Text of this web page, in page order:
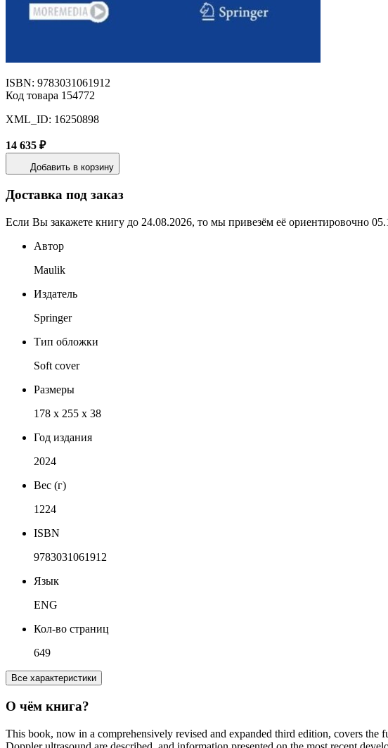
ISBN: 9783031061912
Код товара 154772
XML_ID: 16250898
14 635 ₽
Добавить в корзину
Доставка под заказ
Если Вы закажете книгу до 24.08.2026, то мы привезём её ориентировочно
Автор
Maulik
Издатель
Springer
Тип обложки
Soft cover
Размеры
178 x 255 x 38
Год издания
2024
Вес (г)
1224
ISBN
9783031061912
Язык
ENG
Кол-во страниц
649
Все характеристики
О чём книга?
This book, now in a comprehensively revised and expanded third edition, covers